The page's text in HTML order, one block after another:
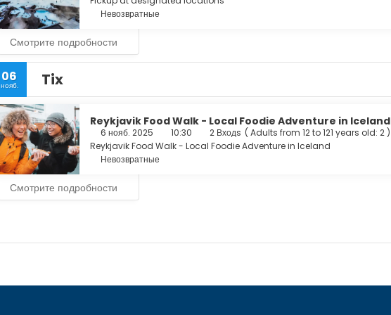
Невозвратные
Смотрите подробности
06
нояб. Tix
Reykjavik Food Walk - Local Foodie Adventure in Iceland
6 нояб. 2025 10:30 2 Входs ( Adults from 12 to 121 years old: 2 )
Reykjavik Food Walk - Local Foodie Adventure in Iceland
Невозвратные
Смотрите подробности